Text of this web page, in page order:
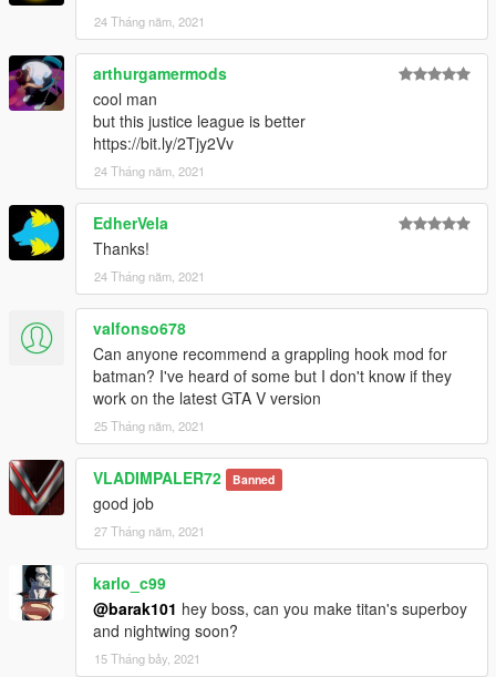
24 Tháng năm, 2021
arthurgamermods
cool man
but this justice league is better
https://bit.ly/2Tjy2Vv
24 Tháng năm, 2021
EdherVela
Thanks!
24 Tháng năm, 2021
valfonso678
Can anyone recommend a grappling hook mod for
batman? I've heard of some but I don't know if they
work on the latest GTA V version
25 Tháng năm, 2021
VLADIMPALER72 Banned
good job
27 Tháng năm, 2021
karlo_c99
@barak101 hey boss, can you make titan's superboy
and nightwing soon?
15 Tháng bảy, 2021